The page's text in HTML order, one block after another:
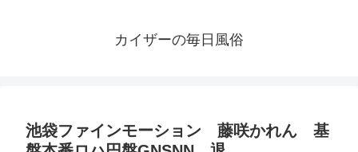
カイザーの毎日風俗
池袋ファインモーション 藤咲かれん 基